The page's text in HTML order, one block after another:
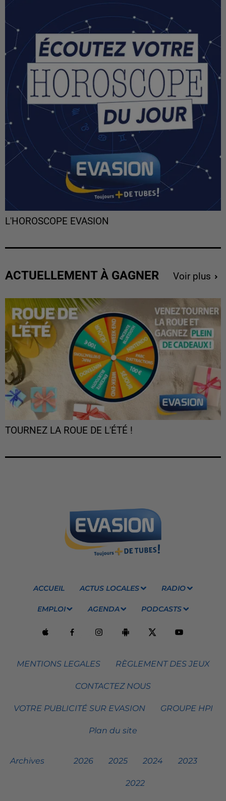
L'HOROSCOPE EVASION
ACTUELLEMENT À GAGNER Voir plus
TOURNEZ LA ROUE DE L'ÉTÉ !
ACCUEIL ACTUS LOCALES RADIO
EMPLOI AGENDA PODCASTS
MENTIONS LEGALES RÈGLEMENT DES JEUX
CONTACTEZ NOUS
VOTRE PUBLICITÉ SUR EVASION GROUPE HPI
Plan du site
Archives 2026 2025 2024 2023
2022